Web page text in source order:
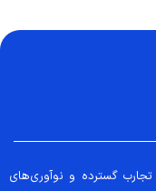
تجارب گسترده و نوآوری‌های